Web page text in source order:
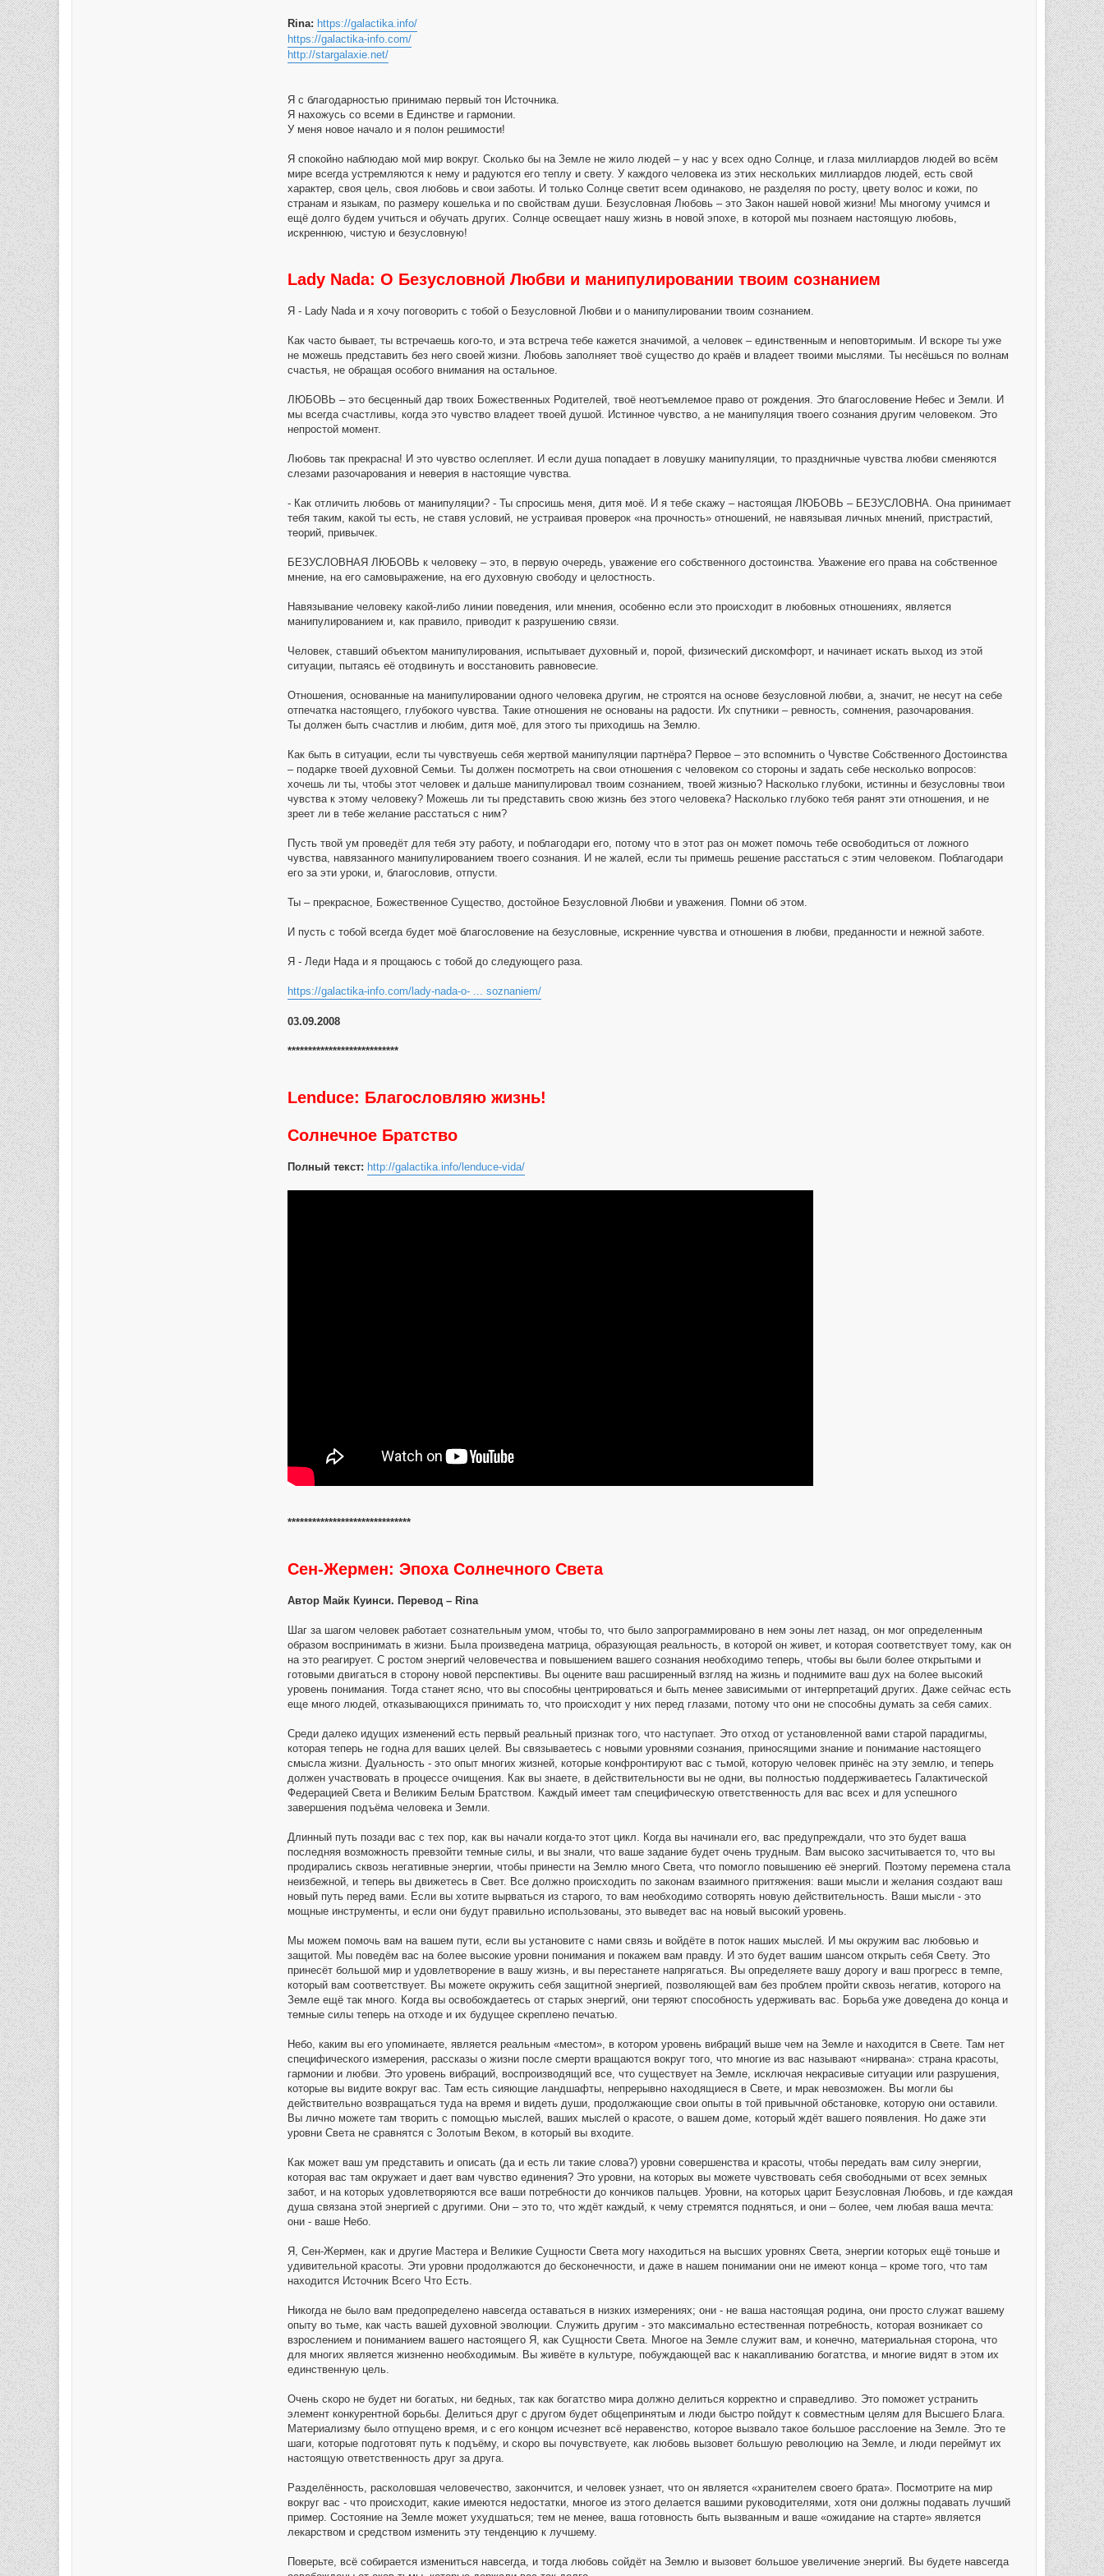
Rina: https://galactika.info/
https://galactika-info.com/
http://stargalaxie.net/
Я с благодарностью принимаю первый тон Источника.
Я нахожусь со всеми в Единстве и гармонии.
У меня новое начало и я полон решимости!
Я спокойно наблюдаю мой мир вокруг. Сколько бы на Земле не жило людей – у нас у всех одно Солнце, и глаза миллиардов людей во всём
мире всегда устремляются к нему и радуются его теплу и свету. У каждого человека из этих нескольких миллиардов людей, есть свой
характер, своя цель, своя любовь и свои заботы. И только Солнце светит всем одинаково, не разделяя по росту, цвету волос и кожи, по
странам и языкам, по размеру кошелька и по свойствам души. Безусловная Любовь – это Закон нашей новой жизни! Мы многому учимся и
ещё долго будем учиться и обучать других. Солнце освещает нашу жизнь в новой эпохе, в которой мы познаем настоящую любовь,
искреннюю, чистую и безусловную!
Lady Nada: О Безусловной Любви и манипулировании твоим сознанием
Я - Lady Nada и я хочу поговорить с тобой о Безусловной Любви и о манипулировании твоим сознанием.
Как часто бывает, ты встречаешь кого-то, и эта встреча тебе кажется значимой, а человек – единственным и неповторимым. И вскоре ты уже
не можешь представить без него своей жизни. Любовь заполняет твоё существо до краёв и владеет твоими мыслями. Ты несёшься по волнам
счастья, не обращая особого внимания на остальное.
ЛЮБОВЬ – это бесценный дар твоих Божественных Родителей, твоё неотъемлемое право от рождения. Это благословение Небес и Земли. И
мы всегда счастливы, когда это чувство владеет твоей душой. Истинное чувство, а не манипуляция твоего сознания другим человеком. Это
непростой момент.
Любовь так прекрасна! И это чувство ослепляет. И если душа попадает в ловушку манипуляции, то праздничные чувства любви сменяются
слезами разочарования и неверия в настоящие чувства.
- Как отличить любовь от манипуляции? - Ты спросишь меня, дитя моё. И я тебе скажу – настоящая ЛЮБОВЬ – БЕЗУСЛОВНА. Она принимает
тебя таким, какой ты есть, не ставя условий, не устраивая проверок «на прочность» отношений, не навязывая личных мнений, пристрастий,
теорий, привычек.
БЕЗУСЛОВНАЯ ЛЮБОВЬ к человеку – это, в первую очередь, уважение его собственного достоинства. Уважение его права на собственное
мнение, на его самовыражение, на его духовную свободу и целостность.
Навязывание человеку какой-либо линии поведения, или мнения, особенно если это происходит в любовных отношениях, является
манипулированием и, как правило, приводит к разрушению связи.
Человек, ставший объектом манипулирования, испытывает духовный и, порой, физический дискомфорт, и начинает искать выход из этой
ситуации, пытаясь её отодвинуть и восстановить равновесие.
Отношения, основанные на манипулировании одного человека другим, не строятся на основе безусловной любви, а, значит, не несут на себе
отпечатка настоящего, глубокого чувства. Такие отношения не основаны на радости. Их спутники – ревность, сомнения, разочарования.
Ты должен быть счастлив и любим, дитя моё, для этого ты приходишь на Землю.
Как быть в ситуации, если ты чувствуешь себя жертвой манипуляции партнёра? Первое – это вспомнить о Чувстве Собственного Достоинства
– подарке твоей духовной Семьи. Ты должен посмотреть на свои отношения с человеком со стороны и задать себе несколько вопросов:
хочешь ли ты, чтобы этот человек и дальше манипулировал твоим сознанием, твоей жизнью? Насколько глубоки, истинны и безусловны твои
чувства к этому человеку? Можешь ли ты представить свою жизнь без этого человека? Насколько глубоко тебя ранят эти отношения, и не
зреет ли в тебе желание расстаться с ним?
Пусть твой ум проведёт для тебя эту работу, и поблагодари его, потому что в этот раз он может помочь тебе освободиться от ложного
чувства, навязанного манипулированием твоего сознания. И не жалей, если ты примешь решение расстаться с этим человеком. Поблагодари
его за эти уроки, и, благословив, отпусти.
Ты – прекрасное, Божественное Существо, достойное Безусловной Любви и уважения. Помни об этом.
И пусть с тобой всегда будет моё благословение на безусловные, искренние чувства и отношения в любви, преданности и нежной заботе.
Я - Леди Нада и я прощаюсь с тобой до следующего раза.
https://galactika-info.com/lady-nada-o- ... soznaniem/
03.09.2008
***************************
Lenduce: Благословляю жизнь!
Солнечное Братство
Полный текст: http://galactika.info/lenduce-vida/
******************************
Сен-Жермен: Эпоха Солнечного Света
Автор Майк Куинси. Перевод – Rina
Шаг за шагом человек работает сознательным умом, чтобы то, что было запрограммировано в нем эоны лет назад, он мог определенным
образом воспринимать в жизни. Была произведена матрица, образующая реальность, в которой он живет, и которая соответствует тому, как он
на это реагирует. С ростом энергий человечества и повышением вашего сознания необходимо теперь, чтобы вы были более открытыми и
готовыми двигаться в сторону новой перспективы. Вы оцените ваш расширенный взгляд на жизнь и поднимите ваш дух на более высокий
уровень понимания. Тогда станет ясно, что вы способны центрироваться и быть менее зависимыми от интерпретаций других. Даже сейчас есть
еще много людей, отказывающихся принимать то, что происходит у них перед глазами, потому что они не способны думать за себя самих.
Среди далеко идущих изменений есть первый реальный признак того, что наступает. Это отход от установленной вами старой парадигмы,
которая теперь не годна для ваших целей. Вы связываетесь с новыми уровнями сознания, приносящими знание и понимание настоящего
смысла жизни. Дуальность - это опыт многих жизней, которые конфронтируют вас с тьмой, которую человек принёс на эту землю, и теперь
должен участвовать в процессе очищения. Как вы знаете, в действительности вы не одни, вы полностью поддерживаетесь Галактической
Федерацией Света и Великим Белым Братством. Каждый имеет там специфическую ответственность для вас всех и для успешного
завершения подъёма человека и Земли.
Длинный путь позади вас с тех пор, как вы начали когда-то этот цикл. Когда вы начинали его, вас предупреждали, что это будет ваша
последняя возможность превзойти темные силы, и вы знали, что ваше задание будет очень трудным. Вам высоко засчитывается то, что вы
продирались сквозь негативные энергии, чтобы принести на Землю много Света, что помогло повышению её энергий. Поэтому перемена стала
неизбежной, и теперь вы движетесь в Свет. Все должно происходить по законам взаимного притяжения: ваши мысли и желания создают ваш
новый путь перед вами. Если вы хотите вырваться из старого, то вам необходимо сотворять новую действительность. Ваши мысли - это
мощные инструменты, и если они будут правильно использованы, это выведет вас на новый высокий уровень.
Мы можем помочь вам на вашем пути, если вы установите с нами связь и войдёте в поток наших мыслей. И мы окружим вас любовью и
защитой. Мы поведём вас на более высокие уровни понимания и покажем вам правду. И это будет вашим шансом открыть себя Свету. Это
принесёт большой мир и удовлетворение в вашу жизнь, и вы перестанете напрягаться. Вы определяете вашу дорогу и ваш прогресс в темпе,
который вам соответствует. Вы можете окружить себя защитной энергией, позволяющей вам без проблем пройти сквозь негатив, которого на
Земле ещё так много. Когда вы освобождаетесь от старых энергий, они теряют способность удерживать вас. Борьба уже доведена до конца и
темные силы теперь на отходе и их будущее скреплено печатью.
Небо, каким вы его упоминаете, является реальным «местом», в котором уровень вибраций выше чем на Земле и находится в Свете. Там нет
специфического измерения, рассказы о жизни после смерти вращаются вокруг того, что многие из вас называют «нирвана»: страна красоты,
гармонии и любви. Это уровень вибраций, воспроизводящий все, что существует на Земле, исключая некрасивые ситуации или разрушения,
которые вы видите вокруг вас. Там есть сияющие ландшафты, непрерывно находящиеся в Свете, и мрак невозможен. Вы могли бы
действительно возвращаться туда на время и видеть души, продолжающие свои опыты в той привычной обстановке, которую они оставили.
Вы лично можете там творить с помощью мыслей, ваших мыслей о красоте, о вашем доме, который ждёт вашего появления. Но даже эти
уровни Света не сравнятся с Золотым Веком, в который вы входите.
Как может ваш ум представить и описать (да и есть ли такие слова?) уровни совершенства и красоты, чтобы передать вам силу энергии,
которая вас там окружает и дает вам чувство единения? Это уровни, на которых вы можете чувствовать себя свободными от всех земных
забот, и на которых удовлетворяются все ваши потребности до кончиков пальцев. Уровни, на которых царит Безусловная Любовь, и где каждая
душа связана этой энергией с другими. Они – это то, что ждёт каждый, к чему стремятся подняться, и они – более, чем любая ваша мечта:
они - ваше Небо.
Я, Сен-Жермен, как и другие Мастера и Великие Сущности Света могу находиться на высших уровнях Света, энергии которых ещё тоньше и
удивительной красоты. Эти уровни продолжаются до бесконечности, и даже в нашем понимании они не имеют конца – кроме того, что там
находится Источник Всего Что Есть.
Никогда не было вам предопределено навсегда оставаться в низких измерениях; они - не ваша настоящая родина, они просто служат вашему
опыту во тьме, как часть вашей духовной эволюции. Служить другим - это максимально естественная потребность, которая возникает со
взрослением и пониманием вашего настоящего Я, как Сущности Света. Многое на Земле служит вам, и конечно, материальная сторона, что
для многих является жизненно необходимым. Вы живёте в культуре, побуждающей вас к накапливанию богатства, и многие видят в этом их
единственную цель.
Очень скоро не будет ни богатых, ни бедных, так как богатство мира должно делиться корректно и справедливо. Это поможет устранить
элемент конкурентной борьбы. Делиться друг с другом будет общепринятым и люди быстро пойдут к совместным целям для Высшего Блага.
Материализму было отпущено время, и с его концом исчезнет всё неравенство, которое вызвало такое большое расслоение на Земле. Это те
шаги, которые подготовят путь к подъёму, и скоро вы почувствуете, как любовь вызовет большую революцию на Земле, и люди переймут их
настоящую ответственность друг за друга.
Разделённость, расколовшая человечество, закончится, и человек узнает, что он является «хранителем своего брата». Посмотрите на мир
вокруг вас - что происходит, какие имеются недостатки, многое из этого делается вашими руководителями, хотя они должны подавать лучший
пример. Состояние на Земле может ухудшаться; тем не менее, ваша готовность быть вызванным и ваше «ожидание на старте» является
лекарством и средством изменить эту тенденцию к лучшему.
Поверьте, всё собирается измениться навсегда, и тогда любовь сойдёт на Землю и вызовет большое увеличение энергий. Вы будете навсегда